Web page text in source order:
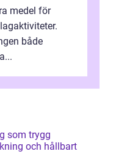
medel för
både
som trygg
och hållbart